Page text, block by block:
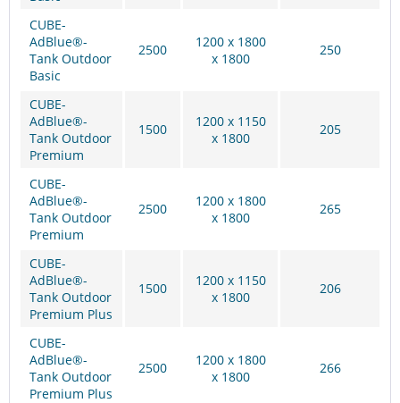
CUBE-
AdBlue®-
Tank Outdoor
Basic
2500
1200 x 1800
x 1800
250
CUBE-
AdBlue®-
Tank Outdoor
Premium
1500
1200 x 1150
x 1800
205
CUBE-
AdBlue®-
Tank Outdoor
Premium
2500
1200 x 1800
x 1800
265
CUBE-
AdBlue®-
Tank Outdoor
Premium Plus
1500
1200 x 1150
x 1800
206
CUBE-
AdBlue®-
Tank Outdoor
Premium Plus
2500
1200 x 1800
x 1800
266